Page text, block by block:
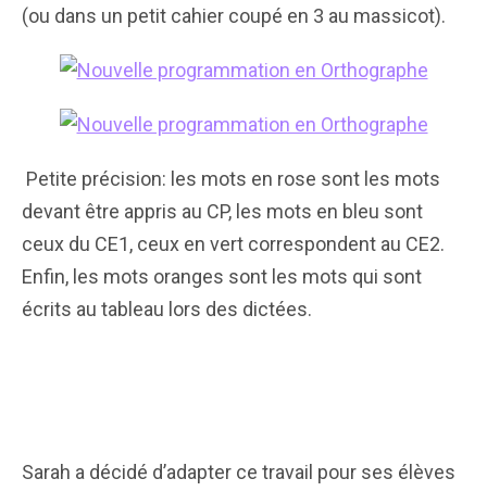
(ou dans un petit cahier coupé en 3 au massicot).
Petite précision: les mots en rose sont les mots
devant être appris au CP, les mots en bleu sont
ceux du CE1, ceux en vert correspondent au CE2.
Enfin, les mots oranges sont les mots qui sont
écrits au tableau lors des dictées.
Sarah a décidé d’adapter ce travail pour ses élèves